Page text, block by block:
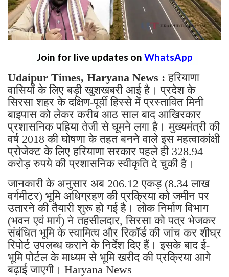
Join for live updates on WhatsApp
Udaipur Times, Haryana News :हरियाणा
वासियों के लिए बड़ी खुशखबरी आई है। प्रदेश के
सिरसा शहर के दक्षिण-पूर्वी हिस्से में प्रस्तावित मिनी
बाइपास को लेकर करीब आठ साल बाद आखिरकार
प्रशासनिक पहिया तेजी से घूमने लगा है। मुख्यमंत्री की
वर्ष 2018 की घोषणा के तहत बनने वाले इस महत्वाकांक्षी
प्रोजेक्ट के लिए हरियाणा सरकार पहले ही 328.94
करोड़ रुपये की प्रशासनिक स्वीकृति दे चुकी है।
जानकारी के अनुसार अब 206.12 एकड़ (8.34 लाख
वर्गमीटर) भूमि अधिग्रहण की प्रक्रिया को जमीन पर
उतारने की तैयारी शुरू हो गई है। लोक निर्माण विभाग
(भवन एवं मार्ग) ने तहसीलदार, सिरसा को पत्र भेजकर
संबंधित भूमि के स्वामित्व और रिकॉर्ड की जांच कर शीघ्र
रिपोर्ट उपलब्ध कराने के निर्देश दिए हैं। इसके बाद ई-
भूमि पोर्टल के माध्यम से भूमि खरीद की प्रक्रिया आगे
बढ़ाई जाएगी। Haryana News